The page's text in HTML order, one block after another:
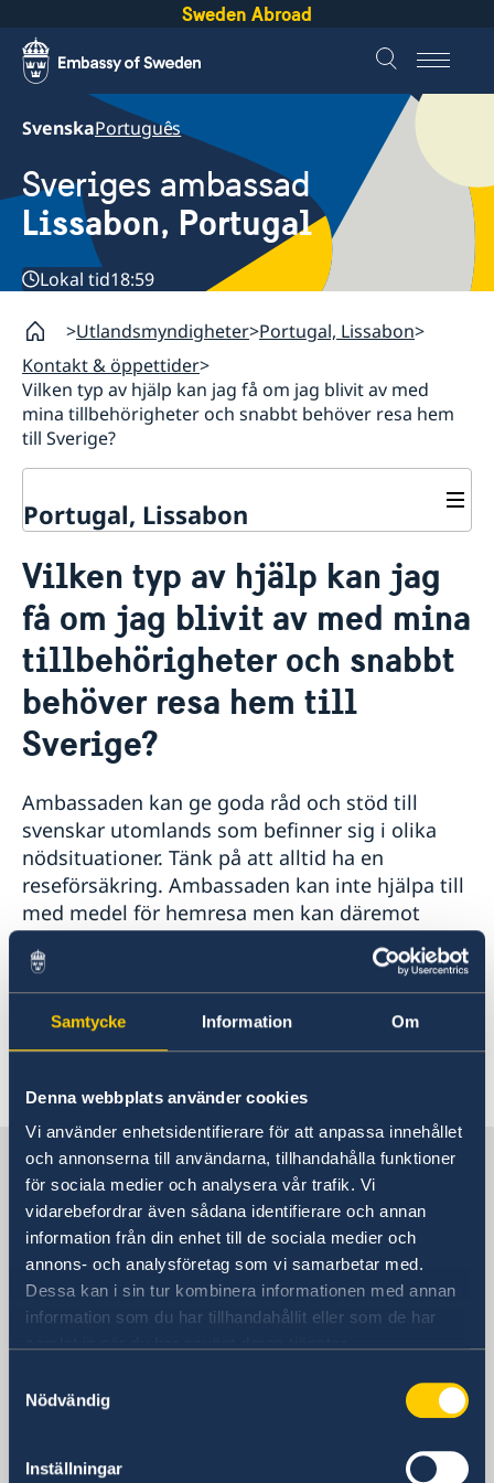
Samtycke Information Om
Denna webbplats använder cookies
Vi använder enhetsidentifierare för att anpassa innehållet
och annonserna till användarna, tillhandahålla funktioner
för sociala medier och analysera vår trafik. Vi
vidarebefordrar även sådana identifierare och annan
information från din enhet till de sociala medier och
annons- och analysföretag som vi samarbetar med.
Dessa kan i sin tur kombinera informationen med annan
information som du har tillhandahållit eller som de har
Nödvändig
Inställningar
Sweden Abroad
SvenskaPortuguês
Sveriges ambassad
Lissabon, Portugal
Lokal tid18:59
Utlandsmyndigheter Portugal, Lissabon
Kontakt & öppettider
Vilken typ av hjälp kan jag få om jag blivit av med
mina tillbehörigheter och snabbt behöver resa hem
till Sverige?
Portugal, Lissabon
Sverige i Portugal
Portugal i Sverige
Reseinformation
Ambassadens reseinformation
Aktuella händelser
Allmänna säkerhetsläget
Terrorism
Naturförhållanden och katastrofer
In- och utresebestämmelser
Lokala lagar och sedvänjor
Kriminalitet och personlig säkerhet
Trafiksäkerhet
Övrig information
Inför resan
Om oss
Ambassadens personal
Dataskyddspolicy (GDPR)
Så stöttar vi svenska företag
Vi är en resurs för svenska företag
Så kan du få stöd
Anmäl handelshinder
Aktuellt
Nyheter
2025
Angående strömavbrottet 28 april
Orkanen Gabrielle på väg mot Azorerna
Ambassaden stängd fredagen 1/5
Ambassaden stängd onsdagen 10/6
Ambassaden stängd fredag 19/6
Höga temperaturer och hög brandrisk i Portugal
Vilken typ av hjälp kan jag
få om jag blivit av med mina
tillbehörigheter och snabbt
behöver resa hem till
Sverige?
Ambassaden kan ge goda råd och stöd till
svenskar utomlands som befinner sig i olika
nödsituationer. Tänk på att alltid ha en
reseförsäkring. Ambassaden kan inte hjälpa till
med medel för hemresa men kan däremot
hjälpa dig med en förmedling av bankuttag. Vill
du veta mer om konsulär service till svenskar
utomlands finns det information på
regeringens
hemsida .
Sverige i Portugal
Sveriges ambassad
Besöksadress
Rua Miguel Lupi 12-2°-Dto
Embaixada da Suécia
Portugal